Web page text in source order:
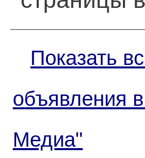
Показать
объявления
Медиа"